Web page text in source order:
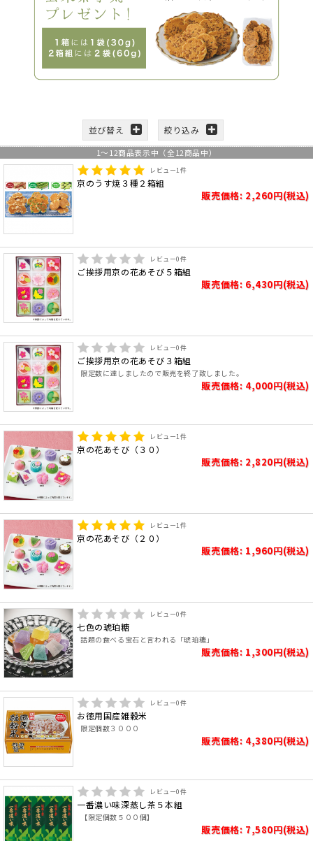
並び替え 絞り込み
1～ 12商品表示中（全 12商品中）
レビュー1件
京のうす焼３種２箱組
販売価格: 2,260円(税込)
レビュー0件
ご挨拶用京の花あそび５箱組
販売価格: 6,430円(税込)
レビュー0件
ご挨拶用京の花あそび３箱組
限定数に達しましたので販売を終了致しました。
販売価格: 4,000円(税込)
レビュー1件
京の花あそび（３０）
販売価格: 2,820円(税込)
レビュー1件
京の花あそび（２０）
販売価格: 1,960円(税込)
レビュー0件
七色の琥珀糖
話題の食べる宝石と言われる「琥珀糖」
販売価格: 1,300円(税込)
レビュー0件
お徳用国産雑穀米
限定個数３０００
販売価格: 4,380円(税込)
レビュー0件
一番濃い味深蒸し茶５本組
【限定個数５００個】
販売価格: 7,580円(税込)